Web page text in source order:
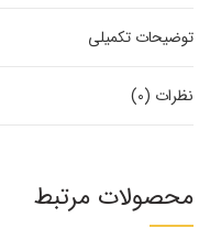
توضیحات تکمیلی
نظرات (0)
محصولات مرتبط